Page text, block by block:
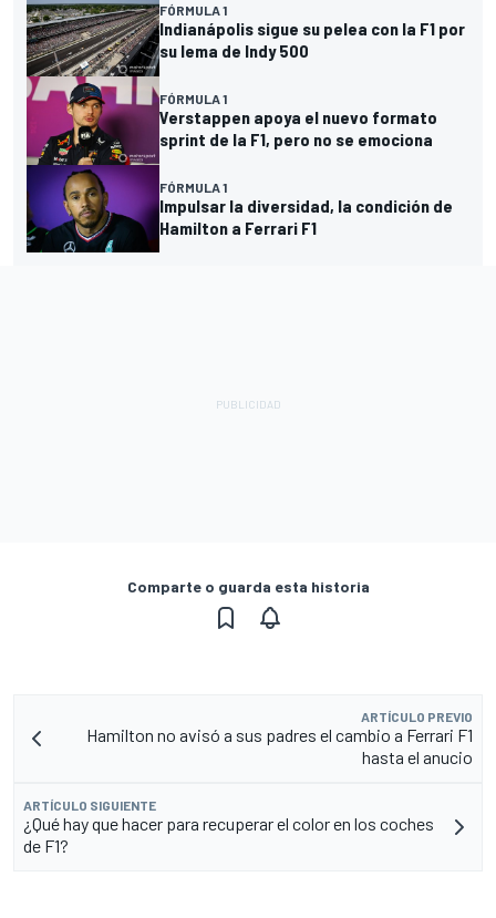
FÓRMULA 1
Indianápolis sigue su pelea con la F1 por
su lema de Indy 500
FÓRMULA 1
Verstappen apoya el nuevo formato
sprint de la F1, pero no se emociona
FÓRMULA 1
Impulsar la diversidad, la condición de
Hamilton a Ferrari F1
Comparte o guarda esta historia
ARTÍCULO PREVIO
Hamilton no avisó a sus padres el cambio a Ferrari F1
hasta el anucio
ARTÍCULO SIGUIENTE
¿Qué hay que hacer para recuperar el color en los coches
de F1?